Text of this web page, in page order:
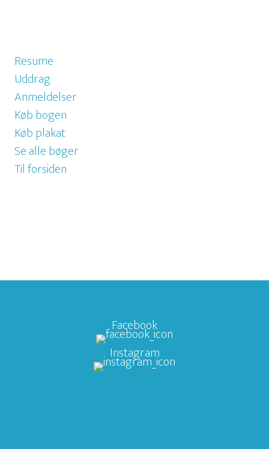
Resume
Uddrag
Anmeldelser
Køb bogen
Køb plakat
Se alle bøger
Til forsiden
Facebook
Instagram